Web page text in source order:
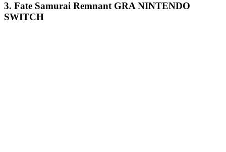
3. Fate Samurai Remnant GRA NINTENDO
SWITCH